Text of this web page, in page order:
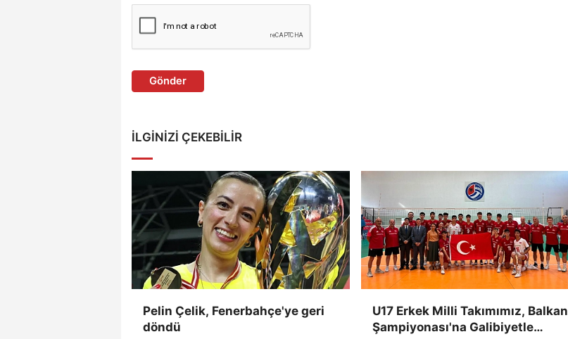
Gönder
İLGINIZI ÇEKEBILIR
Pelin Çelik, Fenerbahçe'ye geri
döndü
U17 Erkek Milli Takımımız, Balkan
Şampiyonası'na Galibiyetle